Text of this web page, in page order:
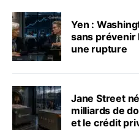
Yen :
sans prévenir
une rupture
Jane Street
milliards de
et le crédit